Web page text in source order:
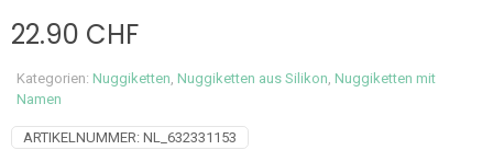
22.90 CHF
ARTIKELNUMMER: NL_632331153
Kategorien: Nuggiketten Nuggiketten aus Silikon Nuggiketten mit
Namen